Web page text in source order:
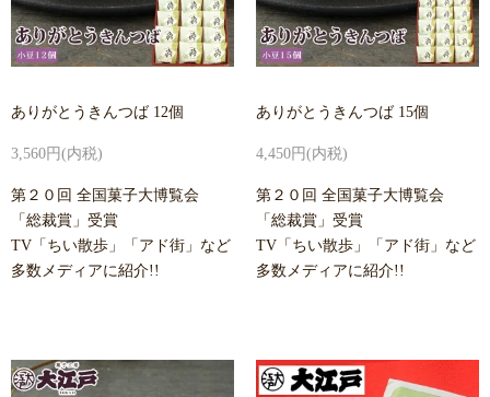
ありがとうきんつば 12個
3,560円(内税)
第２０回 全国菓子大博覧会
「総裁賞」受賞
TV「ちい散歩」「アド街」など
多数メディアに紹介!!
ありがとうきんつば 15個
4,450円(内税)
第２０回 全国菓子大博覧会
「総裁賞」受賞
TV「ちい散歩」「アド街」など
多数メディアに紹介!!